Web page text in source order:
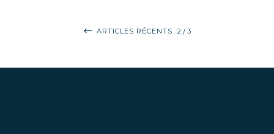
ARTICLES RÉCENTS 2 3